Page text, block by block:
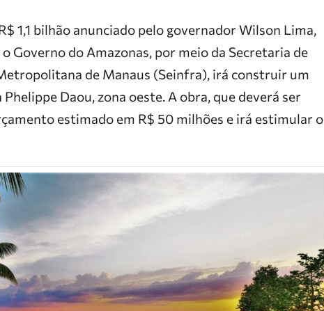
1,1 bilhão anunciado pelo governador Wilson Lima,
Governo do Amazonas, por meio da Secretaria de
de Manaus (Seinfra), irá construir um
Daou, zona oeste. A obra, que deverá ser
estimado em R$ 50 milhões e irá estimular o